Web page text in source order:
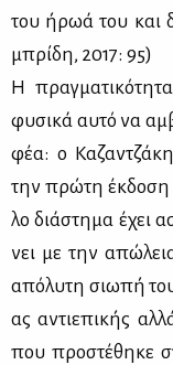
του ήρωά του και
μπρί­δη, 2017: 95)
Η
φυ­σι­κά αυ­τό να
φέα: ο
την πρώ­τη έκ­δο­ση
λο διά­στη­μα έχει
νει με την
από­λυ­τη σιω­πή
ας αντιε­πι­κής
που προ­στέ­θη­κε